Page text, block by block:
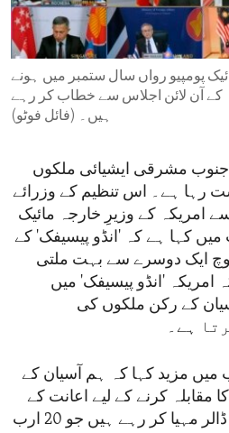
ENVIRONMENT AND HEALTH
IDEALS AND INSTITUTIONS
پومپیو رواں سال ستمبر میں ہونے
کے آن لائن اجلاس سے خطاب کر رہے
ہیں۔ (فائل فوٹو)
مشرقی ایشیائی ملکوں
رہا ہے۔ اس تنظیم کے وزرائے
امریکہ کے وزیرِ خارجہ مائیک
میں کہا ہے کہ 'انڈو پیسیفک' کے
ایک دوسرے سے بہت ملتی
امریکہ 'انڈو پیسیفک' میں
کے رکن ملکوں کی
ہے۔
میں مزید کہا کہ ہم آسیان کے
مقابلہ کرنے کے لیے اعانت کے
طور پر آٹھ کروڑ نوے لاکھ ڈالر مہیا کر رہے ہیں جو 20 ارب